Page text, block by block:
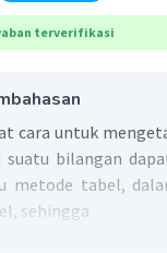
terverifikasi
cara untuk
suatu bilangan
metode tabel,
sehingga